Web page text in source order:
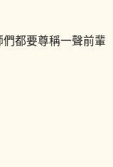
都要尊稱一聲前輩